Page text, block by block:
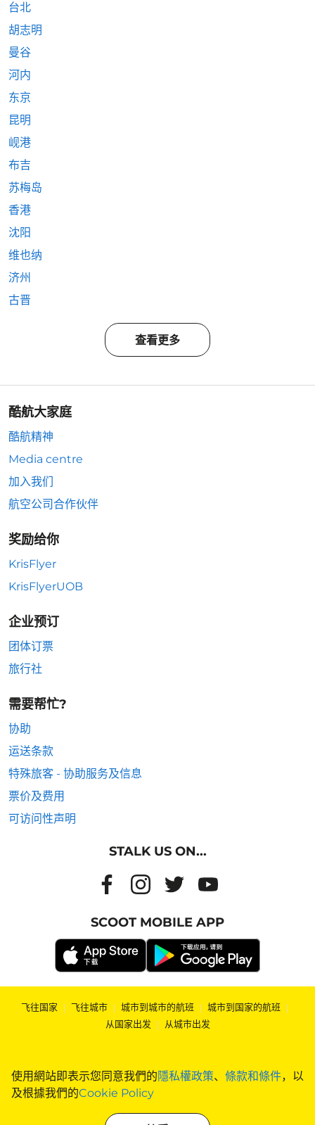
使用網站即表示您同意我們的隱私權政策、 條款和條件，以
及根據我們的Cookie Policy
台北
胡志明
曼谷
河内
东京
昆明
岘港
布吉
苏梅岛
香港
沈阳
维也纳
济州
古晋
查看更多
酷航大家庭
酷航精神
Media centre
加入我们
航空公司合作伙伴
奖励给你
KrisFlyer
KrisFlyerUOB
企业预订
团体订票
旅行社
需要帮忙?
协助
运送条款
特殊旅客 - 协助服务及信息
票价及费用
可访问性声明
STALK US ON...
SCOOT MOBILE APP
飞往国家 | 飞往城市 | 城市到城市的航班 | 城市到国家的航班 |
从国家出发 | 从城市出发